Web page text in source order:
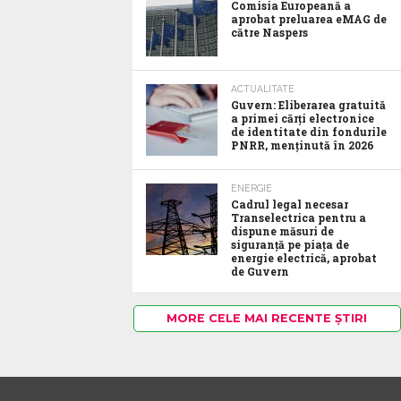
Comisia Europeană a
aprobat preluarea eMAG de
către Naspers
ACTUALITATE
Guvern: Eliberarea gratuită
a primei cărți electronice
de identitate din fondurile
PNRR, menținută în 2026
ENERGIE
Cadrul legal necesar
Transelectrica pentru a
dispune măsuri de
siguranță pe piața de
energie electrică, aprobat
de Guvern
MORE CELE MAI RECENTE ȘTIRI